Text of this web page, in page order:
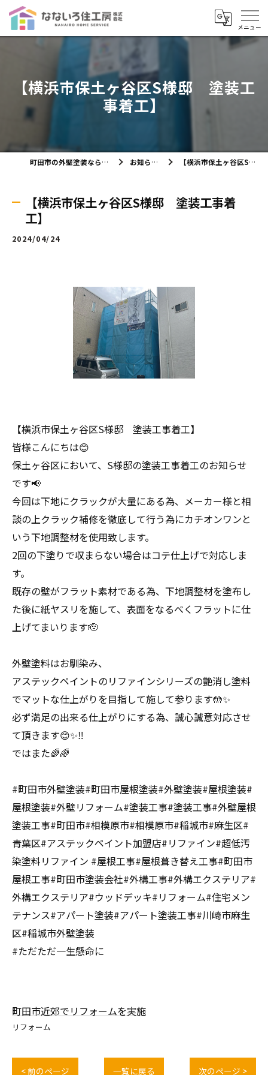
【横浜市保土ヶ谷区S様邸 塗装工
事着工】
町田市の外壁塗装ならなないろ住工房株式会社 お知らせ・ブログ 【横浜市保土ヶ谷区S様邸 塗装工事着工】
【横浜市保土ヶ谷区S様邸 塗装工事着
工】
2024/04/24
【横浜市保土ヶ谷区S様邸 塗装工事着工】
皆様こんにちは😊
保土ヶ谷区において、S様邸の塗装工事着工のお知らせ
です📢
今回は下地にクラックが大量にある為、メーカー様と相
談の上クラック補修を徹底して行う為にカチオンワンと
いう下地調整材を使用致します。
2回の下塗りで収まらない場合はコテ仕上げで対応しま
す。
既存の壁がフラット素材である為、下地調整材を塗布し
た後に紙ヤスリを施して、表面をなるべくフラットに仕
上げてまいります🫡
外壁塗料はお馴染み、
アステックペイントのリファインシリーズの艶消し塗料
でマットな仕上がりを目指して施して参ります🤲✨
必ず満足の出来る仕上がりにする為、誠心誠意対応させ
て頂きます😊✨‼️
ではまた🌈🌈
#町田市外壁塗装#町田市屋根塗装#外壁塗装#屋根塗装#
屋根塗装#外壁リフォーム#塗装工事#塗装工事#外壁屋根
塗装工事#町田市#相模原市#相模原市#稲城市#麻生区#
青葉区#アステックペイント加盟店#リファイン#超低汚
染塗料リファイン #屋根工事#屋根葺き替え工事#町田市
屋根工事#町田市塗装会社#外構工事#外構エクステリア#
外構エクステリア#ウッドデッキ#リフォーム#住宅メン
テナンス#アパート塗装#アパート塗装工事#川崎市麻生
区#稲城市外壁塗装
#ただただ一生懸命に
町田市近郊でリフォームを実施
リフォーム
< 前のページ 一覧に戻る 次のページ >